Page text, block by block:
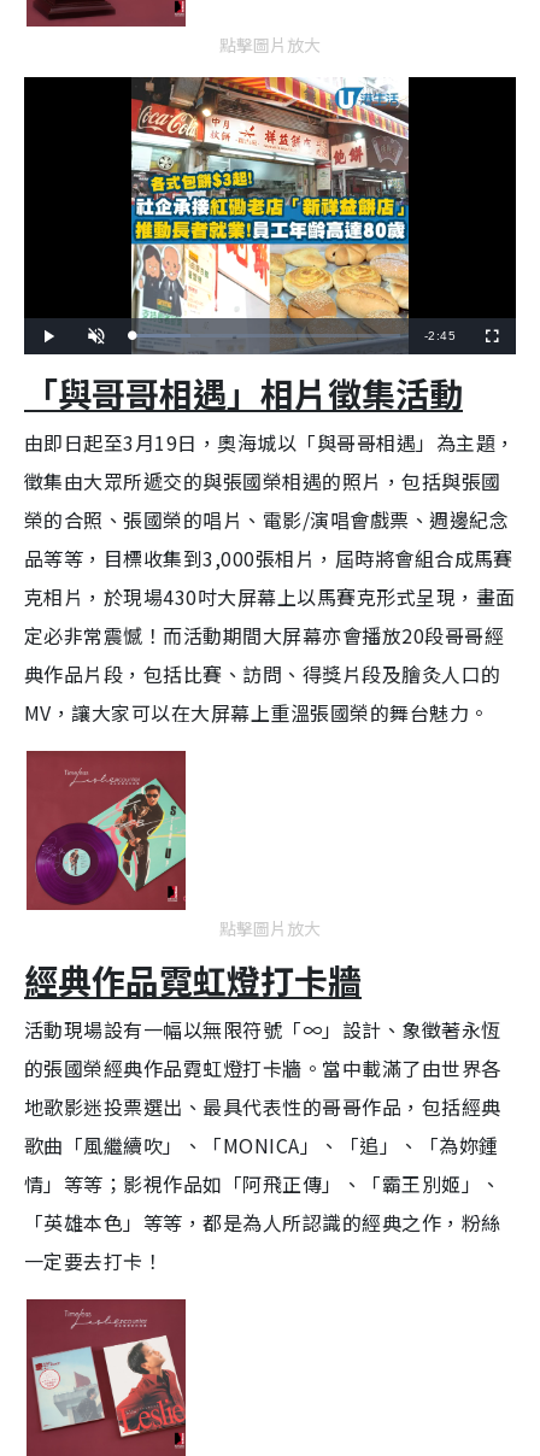
點擊圖片放大
l
n
u
t
e
L
o
d
e
d
:
1
.
4
%
R
m
i
n
i
n
g
-2:45
u
e
n
「與哥哥相遇」相片徵集活動
由即日起至3月19日，奧海城以「與哥哥相遇」為主題，
徵集由大眾所遞交的與張國榮相遇的照片，包括與張國
榮的合照、張國榮的唱片、電影/演唱會戲票、週邊紀念
品等等，目標收集到3,000張相片，屆時將會組合成馬賽
克相片，於現場430吋大屏幕上以馬賽克形式呈現，畫面
定必非常震憾！而活動期間大屏幕亦會播放20段哥哥經
典作品片段，包括比賽、訪問、得獎片段及膾灸人口的
MV，讓大家可以在大屏幕上重溫張國榮的舞台魅力。
點擊圖片放大
經典作品霓虹燈打卡牆
活動現場設有一幅以無限符號「∞」設計、象徵著永恆
的張國榮經典作品霓虹燈打卡牆。當中載滿了由世界各
地歌影迷投票選出、最具代表性的哥哥作品，包括經典
歌曲「風繼續吹」、「MONICA」、「追」、「為妳鍾
情」等等；影視作品如「阿飛正傳」、「霸王別姬」、
「英雄本色」等等，都是為人所認識的經典之作，粉絲
一定要去打卡！